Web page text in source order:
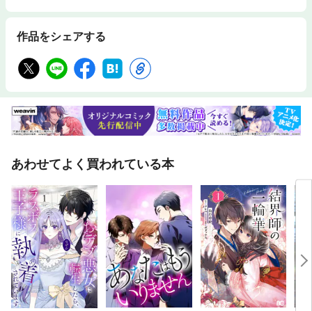
作品をシェアする
あわせてよく買われている本